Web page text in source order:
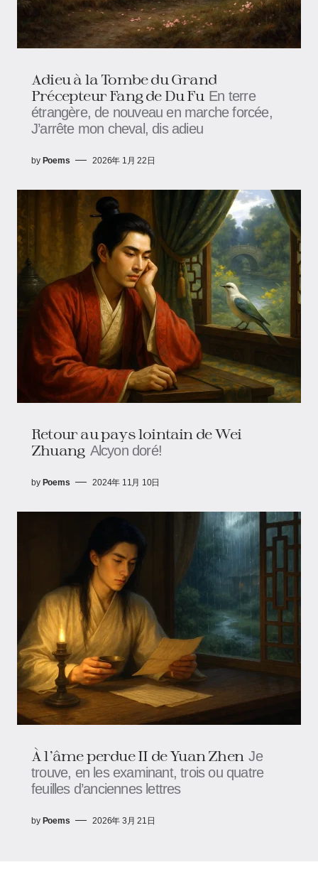
Adieu à la Tombe du Grand
Précepteur Fang de Du Fu En terre
étrangère, de nouveau en marche forcée,
J’arrête mon cheval, dis adieu
by Poems 2026年 1月 22日
​​Retour au pays lointain de Wei
Zhuang​ Alcyon doré!
by Poems 2024年 11月 10日
À l’âme perdue II de Yuan Zhen Je
trouve, en les examinant, trois ou quatre
feuilles d’anciennes lettres
by Poems 2026年 3月 21日